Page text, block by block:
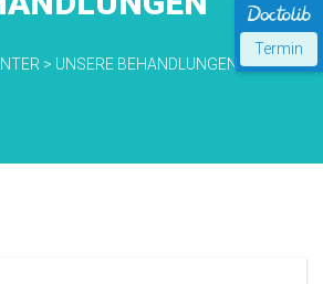
Termin
> UNSERE BEHANDLUNGEN